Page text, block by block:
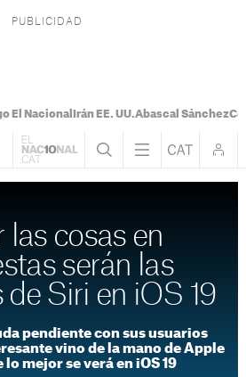
El Nacional Irán EE. UU.Abascal Sánchez
las cosas en
serán las
de Siri en iOS 19
pendiente con sus usuarios
vino de la mano de Apple
mejor se verá en iOS 19